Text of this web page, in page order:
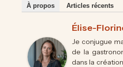
À propos Articles récents
Élise-
Je conjugue
de la
dans la